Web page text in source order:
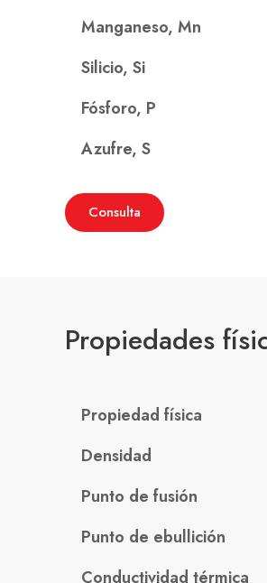
Manganeso, Mn
Silicio, Si
Fósforo, P
Azufre, S
Consulta
Propiedades
Propiedad física
Densidad
Punto de fusión
Punto de ebullición
Conductividad térmica